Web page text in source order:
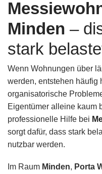
Minden –
stark
Wenn Wohnungen über
werden, entstehen häufig
organisatorische
Eigentümer alleine kaum
professionelle Hilfe bei
sorgt dafür, dass stark
nutzbar werden.
Im Raum Minden, Porta